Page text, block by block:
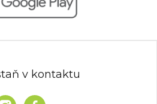
v kontaktu